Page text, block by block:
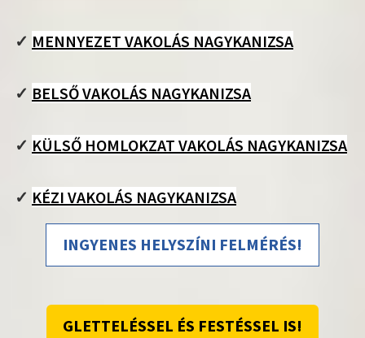
✓ MENNYEZET VAKOLÁS NAGYKANIZSA
✓ BELSŐ VAKOLÁS NAGYKANIZSA
✓ KÜLSŐ HOMLOKZAT VAKOLÁS NAGYKANIZSA
✓ KÉZI VAKOLÁS NAGYKANIZSA
INGYENES HELYSZÍNI FELMÉRÉS!
GLETTELÉSSEL ÉS FESTÉSSEL IS!